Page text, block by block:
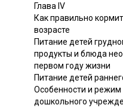
Глава IV
Как правильно
возрасте
Питание детей
продукты и блюда
первом году жизни
Питание детей
Особенности и режим
дошкольного